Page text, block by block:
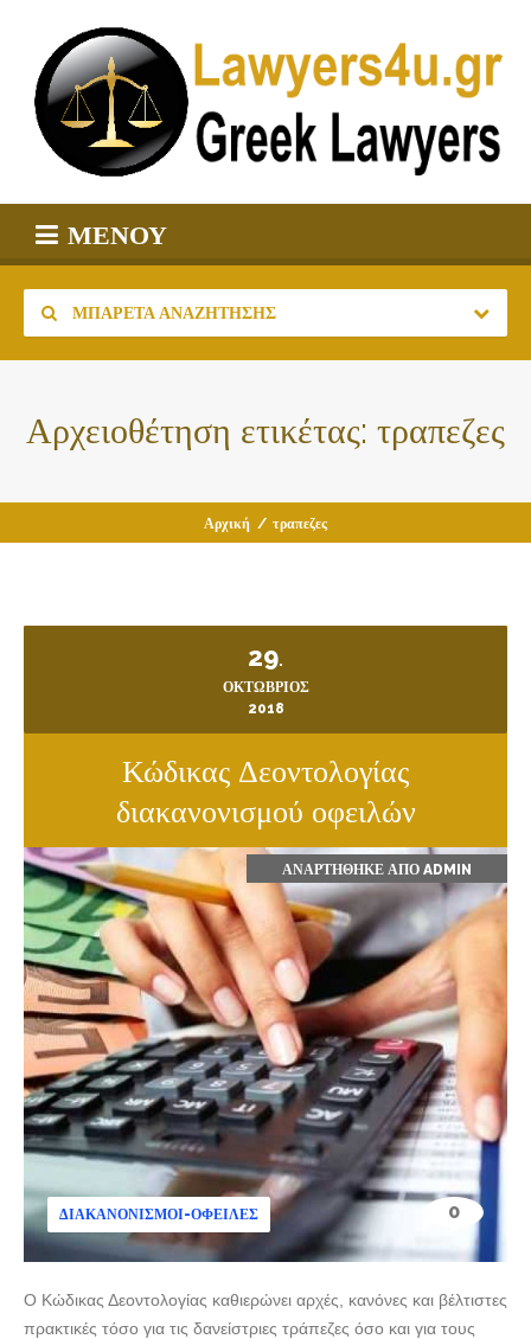
ΜΕΝΟΎ
ΜΠΑΡΈΤΑ ΑΝΑΖΉΤΗΣΗΣ
Αρχειοθέτηση ετικέτας: τραπεζες
Αρχική / τραπεζες
29.
ΟΚΤΏΒΡΙΟΣ
2018
Κώδικας Δεοντολογίας
διακανονισμού οφειλών
ΑΝΑΡΤΉΘΗΚΕ ΑΠΌ ADMIN
ΔΙΑΚΑΝΟΝΙΣΜΟΊ-ΟΦΕΙΛΈΣ 0
Ο Κώδικας Δεοντολογίας καθιερώνει αρχές, κανόνες και βέλτιστες
πρακτικές τόσο για τις δανείστριες τράπεζες όσο και για τους